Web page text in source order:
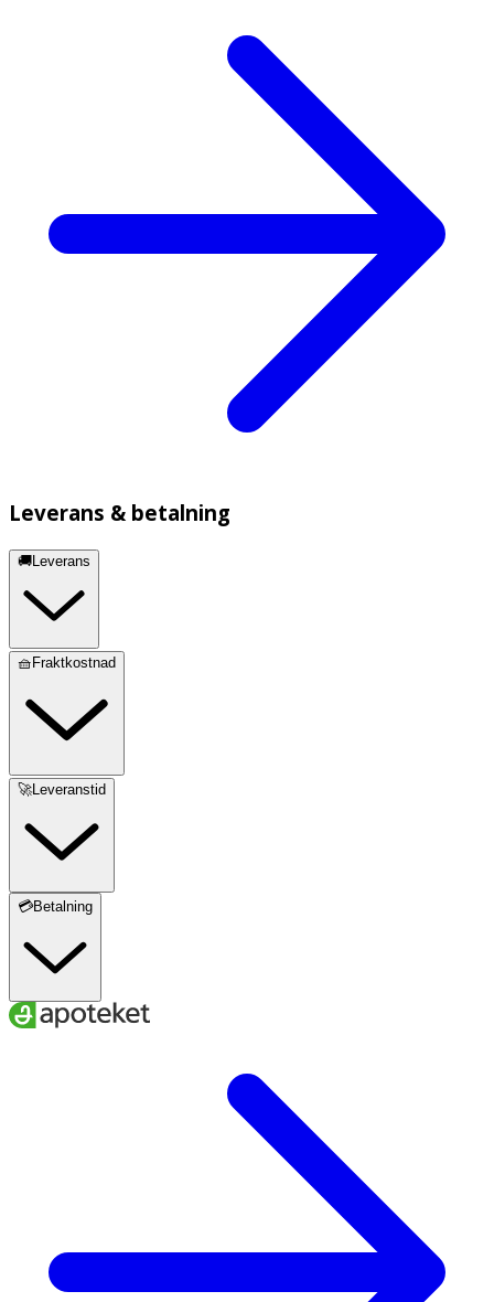
Leverans & betalning
🚚Leverans
🧺Fraktkostnad
🚀Leveranstid
💳Betalning